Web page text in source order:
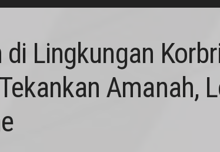
Lingkungan
Amanah,